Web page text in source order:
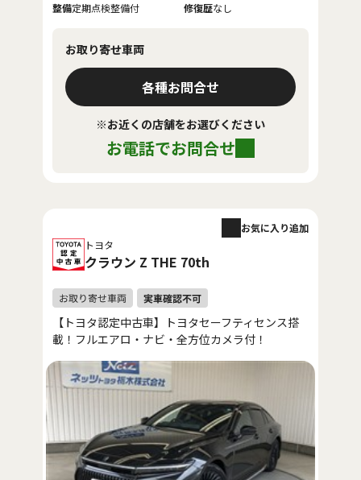
整備定期点検整備付 修復歴なし
お取り寄せ車両
各種お問合せ
※お近くの店舗をお選びください
お電話でお問合せ
トヨタ
クラウン Z THE 70th
お気に入り追加
【トヨタ認定中古車】トヨタセーフティセンス搭
載！フルエアロ・ナビ・全方位カメラ付！